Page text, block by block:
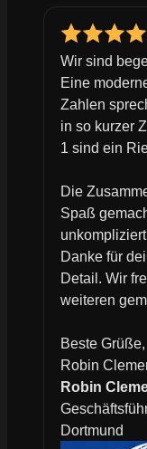
Wir sind
Eine
Zahlen
in so kurzer
1 sind ein
Die
Spaß
Danke für
Detail. Wir
weiteren
Beste Grüße,
Robin
Robin
Dortmund